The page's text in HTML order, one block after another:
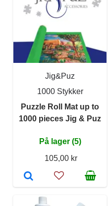
Jig&Puz
1000 Stykker
Puzzle Roll Mat up to
1000 pieces Jig & Puz
På lager (5)
105,00 kr